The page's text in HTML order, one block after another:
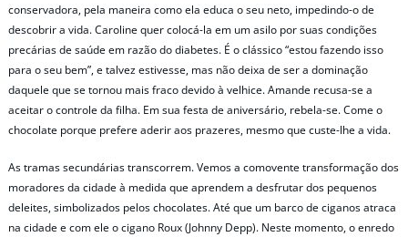
conservadora, pela maneira como ela educa o seu neto, impedindo-o de
descobrir a vida. Caroline quer colocá-la em um asilo por suas condições
precárias de saúde em razão do diabetes. É o clássico “estou fazendo isso
para o seu bem”, e talvez estivesse, mas não deixa de ser a dominação
daquele que se tornou mais fraco devido à velhice. Amande recusa-se a
aceitar o controle da filha. Em sua festa de aniversário, rebela-se. Come o
chocolate porque prefere aderir aos prazeres, mesmo que custe-lhe a vida.
As tramas secundárias transcorrem. Vemos a comovente transformação dos
moradores da cidade à medida que aprendem a desfrutar dos pequenos
deleites, simbolizados pelos chocolates. Até que um barco de ciganos atraca
na cidade e com ele o cigano Roux (Johnny Depp). Neste momento, o enredo